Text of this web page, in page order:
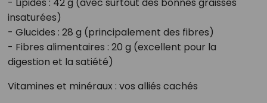
- Lipides : 42 g (avec surtout des bonnes graisses
insaturées)
- Glucides : 28 g (principalement des fibres)
- Fibres alimentaires : 20 g (excellent pour la
digestion et la satiété)
Vitamines et minéraux : vos alliés cachés